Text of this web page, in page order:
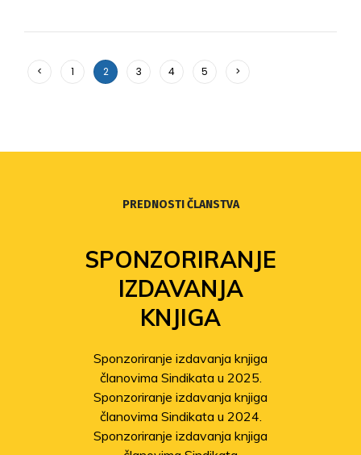
< 1 2 3 4 5 >
PREDNOSTI ČLANSTVA
SPONZORIRANJE
IZDAVANJA
KNJIGA
Sponzoriranje izdavanja knjiga
članovima Sindikata u 2025.
Sponzoriranje izdavanja knjiga
članovima Sindikata u 2024.
Sponzoriranje izdavanja knjiga